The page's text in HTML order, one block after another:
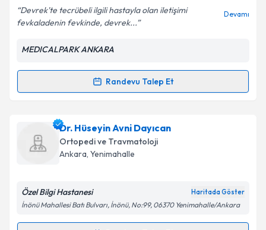
E-posta Adresiniz
'ni okudum ve kişisel verilerimin belirtilen
kapsamda işlenmesini kabul ediyorum.
Takvim Talebini Gönder
Devrek'te tecrübeli ilgili hastayla olan iletişimi
fevkaladenin fevkinde, devrek...
Devamı
MEDICALPARK ANKARA
Randevu Talep Et
Randevu Takvimi Talebi
Op. Dr. Anıl Köktürkiçin randevu takvimi talebi
oluşturun. Size bu uzmandan randevu almanız için bir
takvim hazırlandığında e-posta ile bilgilendireceğiz.
Dr. Hüseyin Avni Dayıcan
Ortopedi ve Travmatoloji
Ankara, Yenimahalle
Özel Bilgi Hastanesi Haritada Göster
İnönü Mahallesi Batı Bulvarı, İnönü, No:99, 06370 Yenimahalle/Ankara